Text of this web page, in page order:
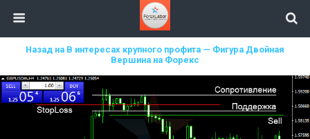
Назад на В интересах крупного профита — Фигура Двойная
Вершина на Форекс